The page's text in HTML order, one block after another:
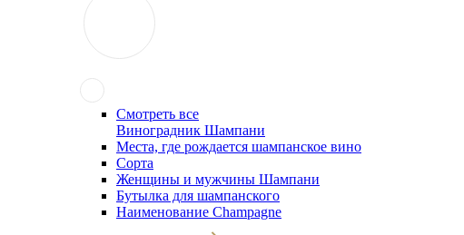
Смотреть все
Виноградник Шампани
Места, где рождается шампанское вино
Сорта
Женщины и мужчины Шампани
Бутылка для шампанского
Наименование Champagne